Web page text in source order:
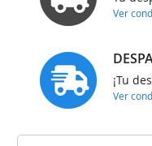
Ver
¡Tu
Ver